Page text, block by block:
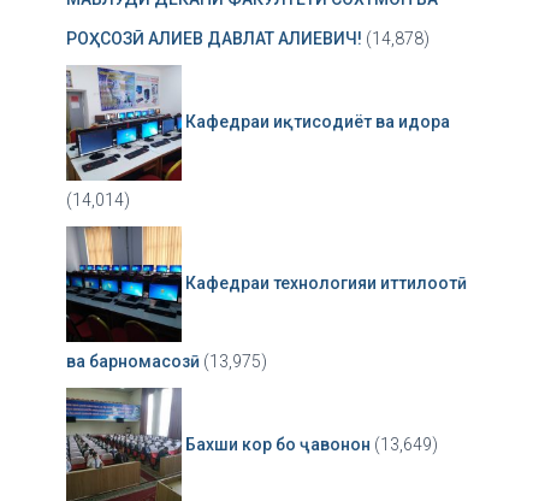
РОҲСОЗӢ АЛИЕВ ДАВЛАТ АЛИЕВИЧ! (14,878)
Кафедраи иқтисодиёт ва идора
(14,014)
Кафедраи технологияи иттилоотӣ
ва барномасозӣ (13,975)
Бахши кор бо ҷавонон (13,649)